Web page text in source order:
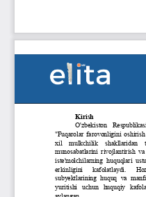
Jurnal Yordamchisi
Onlayn